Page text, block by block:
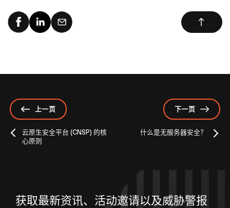
上一页
云原生安全平台 (CNSP) 的核
心原则
下一页
什么是无服务器安全？
获取最新资讯、活动邀请以及威胁警报